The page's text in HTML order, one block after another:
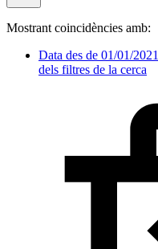
Mostrant coincidències amb:
Data des de 01/01/2021
dels filtres de la cerca